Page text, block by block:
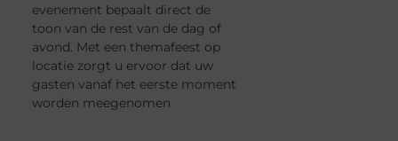
evenement bepaalt direct de
toon van de rest van de dag of
avond. Met een themafeest op
locatie zorgt u ervoor dat uw
gasten vanaf het eerste moment
worden meegenomen